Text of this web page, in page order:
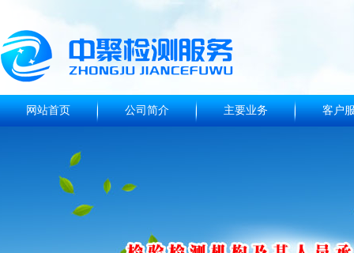
网站首页 公司简介 主要业务 客户